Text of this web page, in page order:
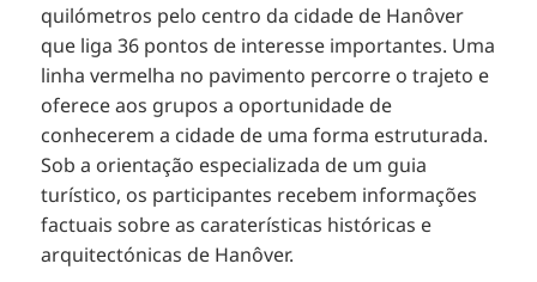
quilómetros pelo centro da cidade de Hanôver
que liga 36 pontos de interesse importantes. Uma
linha vermelha no pavimento percorre o trajeto e
oferece aos grupos a oportunidade de
conhecerem a cidade de uma forma estruturada.
Sob a orientação especializada de um guia
turístico, os participantes recebem informações
factuais sobre as caraterísticas históricas e
arquitectónicas de Hanôver.